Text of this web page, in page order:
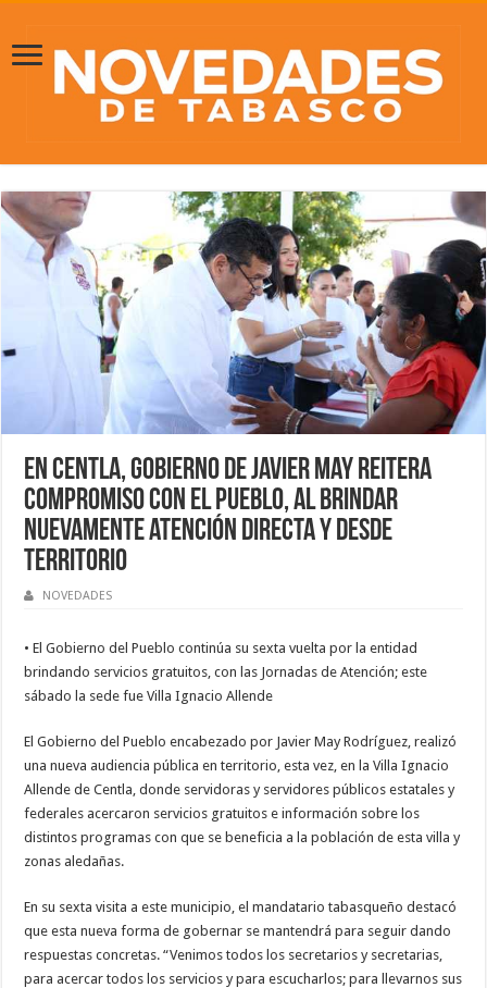
En Centla, gobierno de Javier May reitera
compromiso con el pueblo, al brindar
nuevamente atención directa y desde
territorio
NOVEDADES
• El Gobierno del Pueblo continúa su sexta vuelta por la entidad
brindando servicios gratuitos, con las Jornadas de Atención; este
sábado la sede fue Villa Ignacio Allende
El Gobierno del Pueblo encabezado por Javier May Rodríguez, realizó
una nueva audiencia pública en territorio, esta vez, en la Villa Ignacio
Allende de Centla, donde servidoras y servidores públicos estatales y
federales acercaron servicios gratuitos e información sobre los
distintos programas con que se beneficia a la población de esta villa y
zonas aledañas.
En su sexta visita a este municipio, el mandatario tabasqueño destacó
que esta nueva forma de gobernar se mantendrá para seguir dando
respuestas concretas. “Venimos todos los secretarios y secretarias,
para acercar todos los servicios y para escucharlos; para llevarnos sus